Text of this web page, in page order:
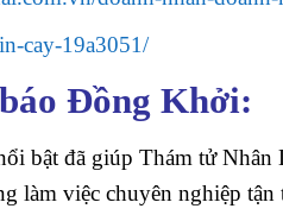
cay-19a3051/
Đồng Khởi:
bật đã giúp Thám tử
làm việc chuyên nghiệp